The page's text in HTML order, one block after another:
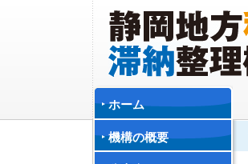
ホーム
機構の概要